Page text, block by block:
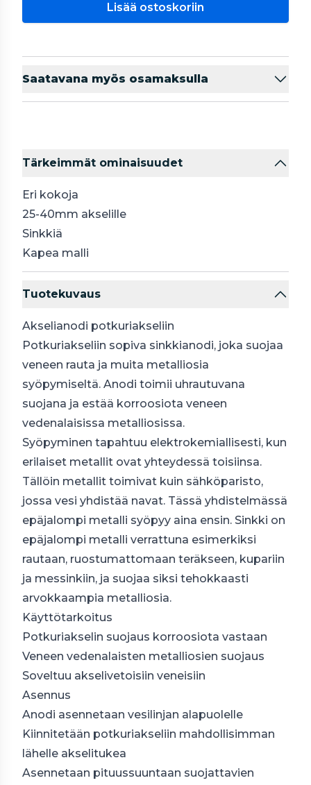
Lisää ostoskoriin
Saatavana myös osamaksulla
Tärkeimmät ominaisuudet
Eri kokoja
25-40mm akselille
Sinkkiä
Kapea malli
Tuotekuvaus
Akselianodi potkuriakseliin
Potkuriakseliin sopiva sinkkianodi, joka suojaa
veneen rauta ja muita metalliosia
syöpymiseltä. Anodi toimii uhrautuvana
suojana ja estää korroosiota veneen
vedenalaisissa metalliosissa.
Syöpyminen tapahtuu elektrokemiallisesti, kun
erilaiset metallit ovat yhteydessä toisiinsa.
Tällöin metallit toimivat kuin sähköparisto,
jossa vesi yhdistää navat. Tässä yhdistelmässä
epäjalompi metalli syöpyy aina ensin. Sinkki on
epäjalompi metalli verrattuna esimerkiksi
rautaan, ruostumattomaan teräkseen, kupariin
ja messinkiin, ja suojaa siksi tehokkaasti
arvokkaampia metalliosia.
Käyttötarkoitus
Potkuriakselin suojaus korroosiota vastaan
Veneen vedenalaisten metalliosien suojaus
Soveltuu akselivetoisiin veneisiin
Asennus
Anodi asennetaan vesilinjan alapuolelle
Kiinnitetään potkuriakseliin mahdollisimman
lähelle akselitukea
Asennetaan pituussuuntaan suojattavien